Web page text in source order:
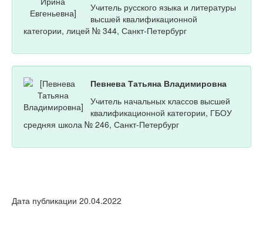
Учитель русского языка и литературы
высшей квалификационной
категории, лицей № 344, Санкт-Петербург
Певнева Татьяна Владимировна
Учитель начальных классов высшей
квалификационной категории, ГБОУ
средняя школа № 246, Санкт-Петербург
Дата публикации 20.04.2022